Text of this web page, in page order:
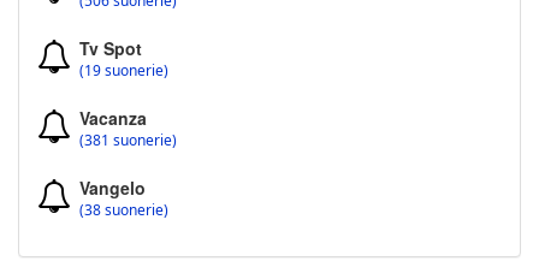
Tv Spot
(19 suonerie)
Vacanza
(381 suonerie)
Vangelo
(38 suonerie)